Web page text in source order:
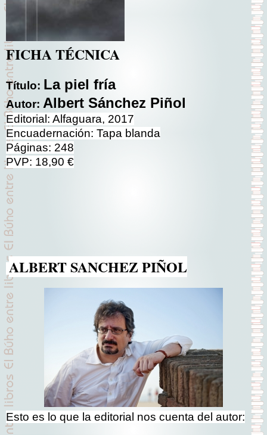
FICHA TÉCNICA
Título: La piel fría
Autor: Albert Sánchez Piñol
Editorial: Alfaguara, 2017
Encuadernación: Tapa blanda
Páginas: 248
PVP: 18,90 €
ALBERT SANCHEZ PIÑOL
Esto es lo que la editorial nos cuenta del autor: